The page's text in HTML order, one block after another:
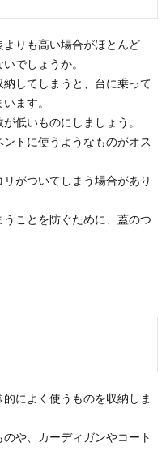
をDIYしたい！年齢に合わ
提案
。 散らかるおもちゃ。 親が片付け
、子供が片付けやすい収...
収納術【一人暮らし】狭く
術を身につければ、一人暮らしの
！キッチンは使いやすさを
収納ケースを選ぶときには
して
なりません。 特に、気をつけ...
りも高い場合がほとんど
でしょうか。
納してしまうと、台に乗って
ます。
低いものにしましょう。
トに使うようなものがオス
がついてしまう場合があり
ことを防ぐために、蓋のつ
によく使うものを収納しま
や、カーディガンやコート